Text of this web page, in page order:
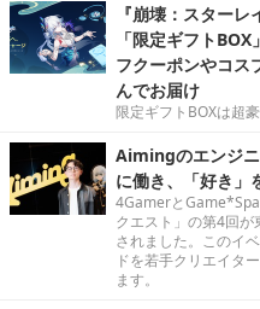
『崩壊：スター
「限定ギフト
フクーポンやコス
んでお届け
限定ギフトBOXは超
Aimingのエンジ
に働き、「好き」
4Gamerと
クエスト」の第4回
されました。このイ
ドを若手クリエイタ
ます。